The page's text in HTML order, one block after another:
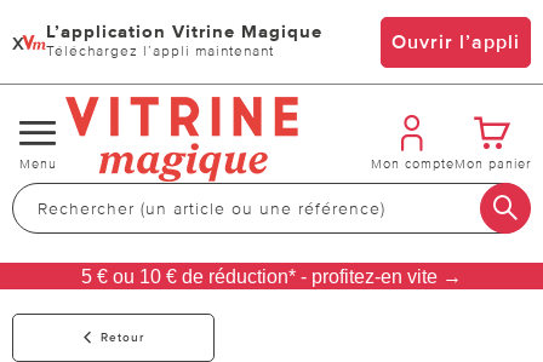
x L’application Vitrine Magique
Téléchargez l’appli maintenant Ouvrir l’appli
Changer
de
navigation
Menu Mon compteMon panier
5 € ou 10 € de réduction* - profitez-en vite →
Retour